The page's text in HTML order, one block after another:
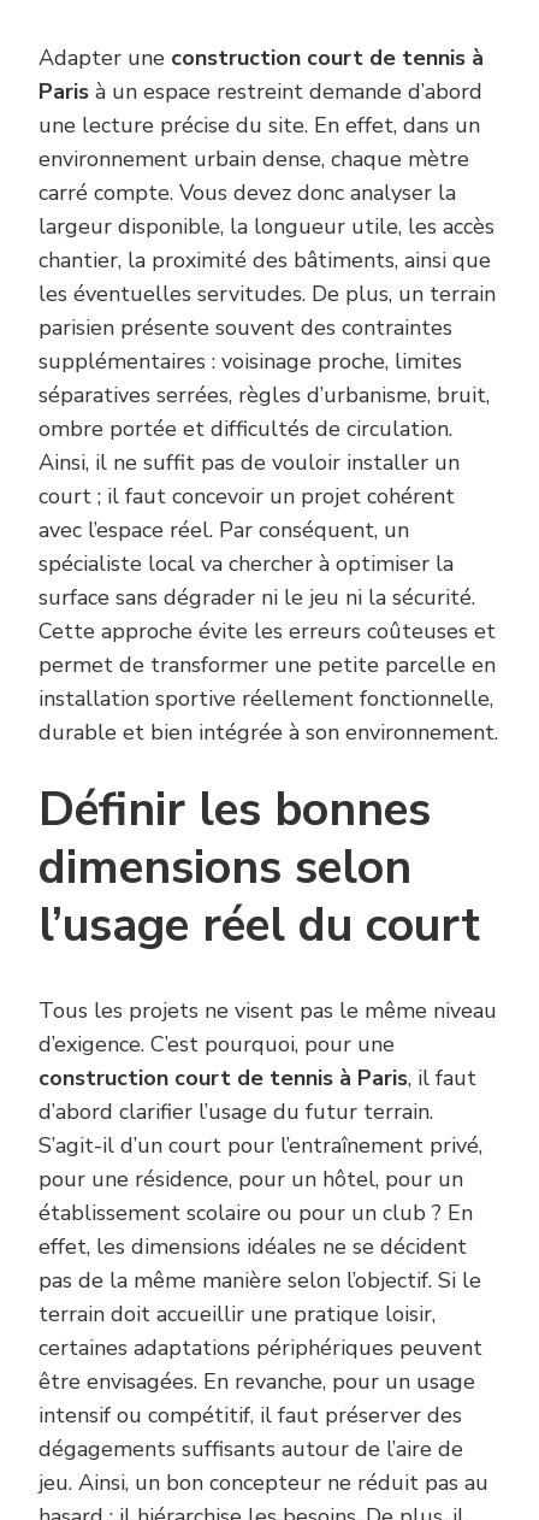
Adapter une construction court de tennis à
Paris à un espace restreint demande d’abord
une lecture précise du site. En effet, dans un
environnement urbain dense, chaque mètre
carré compte. Vous devez donc analyser la
largeur disponible, la longueur utile, les accès
chantier, la proximité des bâtiments, ainsi que
les éventuelles servitudes. De plus, un terrain
parisien présente souvent des contraintes
supplémentaires : voisinage proche, limites
séparatives serrées, règles d’urbanisme, bruit,
ombre portée et difficultés de circulation.
Ainsi, il ne suffit pas de vouloir installer un
court ; il faut concevoir un projet cohérent
avec l’espace réel. Par conséquent, un
spécialiste local va chercher à optimiser la
surface sans dégrader ni le jeu ni la sécurité.
Cette approche évite les erreurs coûteuses et
permet de transformer une petite parcelle en
installation sportive réellement fonctionnelle,
durable et bien intégrée à son environnement.
Définir les bonnes
dimensions selon
l’usage réel du court
Tous les projets ne visent pas le même niveau
d’exigence. C’est pourquoi, pour une
construction court de tennis à Paris, il faut
d’abord clarifier l’usage du futur terrain.
S’agit-il d’un court pour l’entraînement privé,
pour une résidence, pour un hôtel, pour un
établissement scolaire ou pour un club ? En
effet, les dimensions idéales ne se décident
pas de la même manière selon l’objectif. Si le
terrain doit accueillir une pratique loisir,
certaines adaptations périphériques peuvent
être envisagées. En revanche, pour un usage
intensif ou compétitif, il faut préserver des
dégagements suffisants autour de l’aire de
jeu. Ainsi, un bon concepteur ne réduit pas au